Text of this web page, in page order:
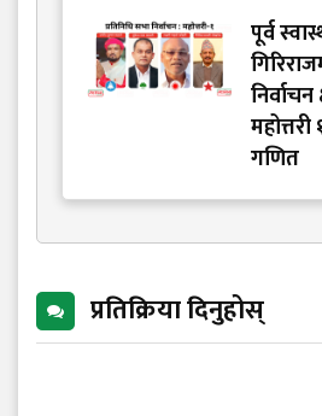
पूर्व
गणित
प्रतिक्रिया दिनुहोस्